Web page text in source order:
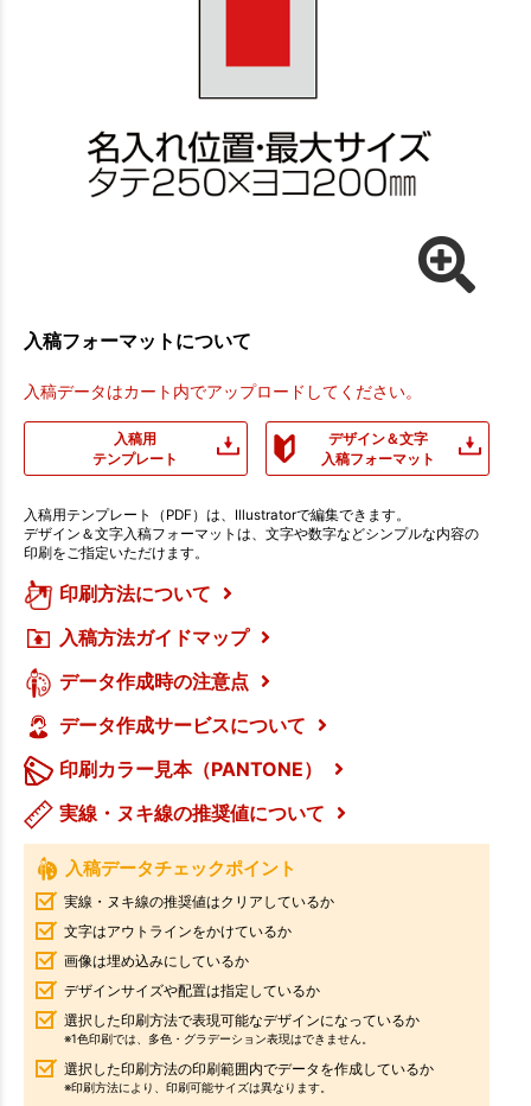
入稿フォーマットについて
入稿データはカート内でアップロードしてください。
入稿用
テンプレート
デザイン＆文字
入稿フォーマット
入稿用テンプレート（PDF）は、Illustratorで編集できます。
デザイン＆文字入稿フォーマットは、文字や数字などシンプルな内容の
印刷をご指定いただけます。
印刷方法について
入稿方法ガイドマップ
データ作成時の注意点
データ作成サービスについて
印刷カラー見本（PANTONE）
実線・ヌキ線の推奨値について
入稿データチェックポイント
実線・ヌキ線の推奨値はクリアしているか
文字はアウトラインをかけているか
画像は埋め込みにしているか
デザインサイズや配置は指定しているか
選択した印刷方法で表現可能なデザインになっているか
※1色印刷では、多色・グラデーション表現はできません。
選択した印刷方法の印刷範囲内でデータを作成しているか
※印刷方法により、印刷可能サイズは異なります。